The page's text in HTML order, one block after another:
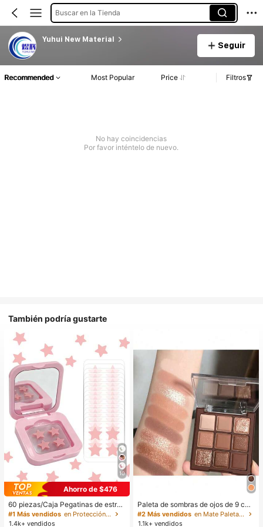
Buscar en la Tienda
Yuhui New Material
Seguir
Recommended Most Popular Price Filtros
No hay coincidencias
Por favor inténtelo de nuevo.
También podría gustarte
10
Ahorro de $476
60 piezas/Caja Pegatinas de estrell
a lindas - Pegatinas faciales, sin al
cohol, sin fragancia, suaves en la pi
#1 Más vendidos
en Protección de la piel
1.4k+ vendidos
Paleta de sombras de ojos de 9 col
ores de tonos tierra neutros de cho
colate con leche, maquillaje ligero,
#2 Más vendidos
en Mate Paletas de sombras de ojos
1.1k+ vendidos